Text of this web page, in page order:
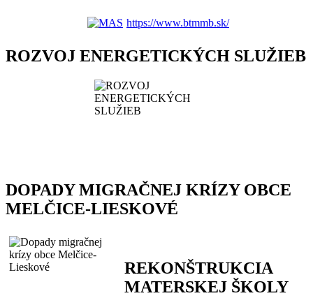
https://www.btmmb.sk/
ROZVOJ ENERGETICKÝCH SLUŽIEB
DOPADY MIGRAČNEJ KRÍZY OBCE
MELČICE-LIESKOVÉ
REKONŠTRUKCIA
MATERSKEJ ŠKOLY